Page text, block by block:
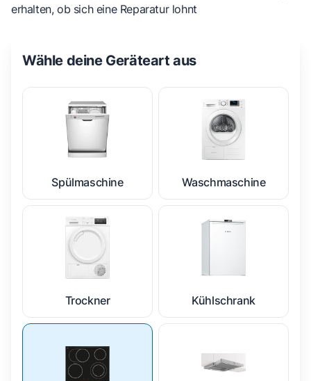
erhalten, ob sich eine Reparatur lohnt
Wähle deine Geräteart aus
Spülmaschine Waschmaschine
Trockner Kühlschrank